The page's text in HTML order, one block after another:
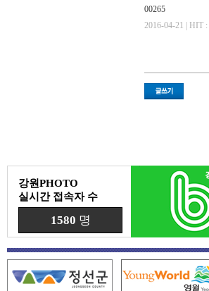
00265
2016-04-21 | HIT :
강원PHOTO
실시간 접속자 수
1580 명